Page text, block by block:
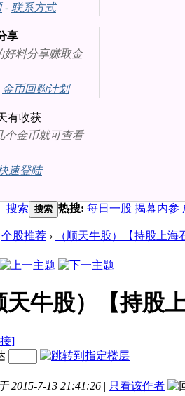
- 联系方式
享
好料分享赚取金
金币回购计划
有收获
个金币就可查看
速登陆
搜索 搜索 热搜: 每日一股 揭幕内参
个股推荐 ›
（顺天牛股）【持股上
天牛股）【持股
]
2015-7-13 21:41:26 | 只看该作者